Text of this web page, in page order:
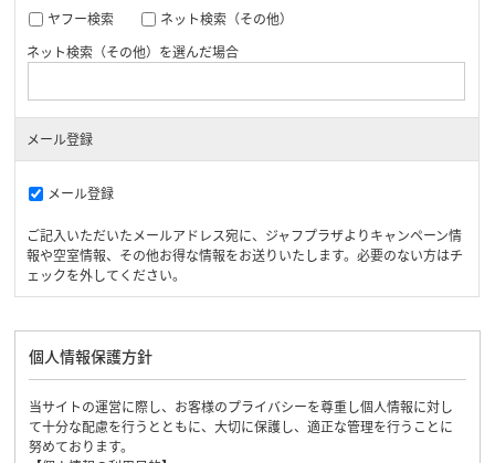
ヤフー検索
ネット検索（その他）
ネット検索（その他）を選んだ場合
メール登録
メール登録
ご記入いただいたメールアドレス宛に、ジャフプラザよりキャンペーン情
報や空室情報、その他お得な情報をお送りいたします。必要のない方はチ
ェックを外してください。
個人情報保護方針
当サイトの運営に際し、お客様のプライバシーを尊重し個人情報に対し
て十分な配慮を行うとともに、大切に保護し、適正な管理を行うことに
努めております。